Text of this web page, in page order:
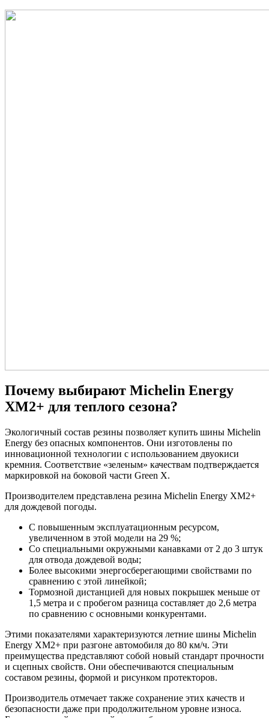
Почему выбирают Michelin Energy
XM2+ для теплого сезона?
Экологичный состав резины позволяет купить шины Michelin
Energy без опасных компонентов. Они изготовлены по
инновационной технологии с использованием двуокиси
кремния. Соответствие «зеленым» качествам подтверждается
маркировкой на боковой части Green X.
Производителем представлена резина Michelin Energy XM2+
для дождевой погоды.
С повышенным эксплуатационным ресурсом,
увеличенном в этой модели на 29 %;
Со специальными окружными канавками от 2 до 3 штук
для отвода дождевой воды;
Более высокими энергосберегающими свойствами по
сравнению с этой линейкой;
Тормозной дистанцией для новых покрышек меньше от
1,5 метра и с пробегом разница составляет до 2,6 метра
по сравнению с основными конкурентами.
Этими показателями характеризуются летние шины Michelin
Energy XM2+ при разгоне автомобиля до 80 км/ч. Эти
преимущества представляют собой новый стандарт прочности
и сцепных свойств. Они обеспечиваются специальным
составом резины, формой и рисунком протекторов.
Производитель отмечает также сохранение этих качеств и
безопасности даже при продолжительном уровне износа.